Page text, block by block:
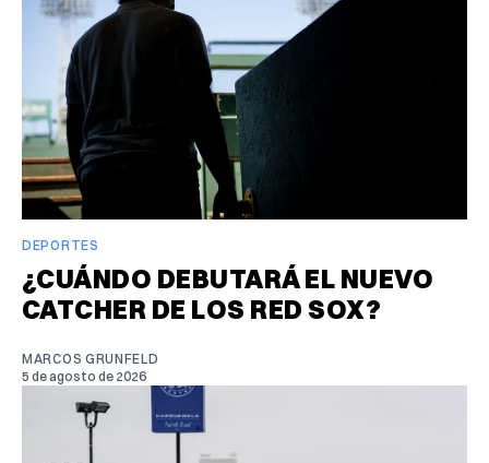
DEPORTES
¿CUÁNDO DEBUTARÁ EL NUEVO
CATCHER DE LOS RED SOX?
MARCOS GRUNFELD
5 de agosto de 2026